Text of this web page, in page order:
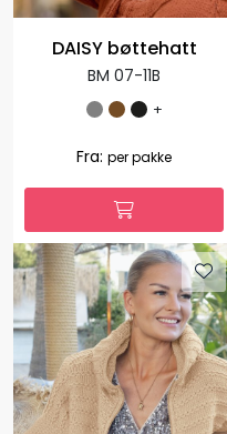
DAISY bøttehatt
BM 07-11B
+
Fra: per pakke